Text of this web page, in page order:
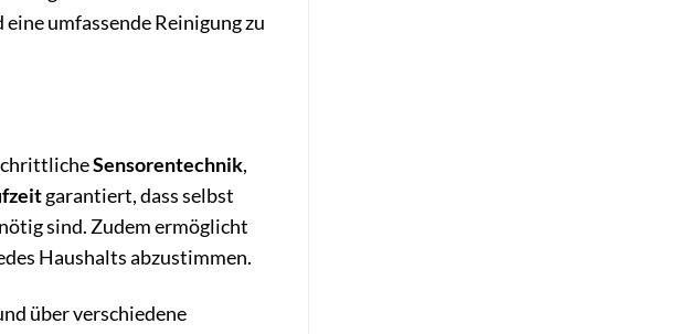
umfassende Reinigung zu
Sensorentechnik,
garantiert, dass selbst
sind. Zudem ermöglicht
Haushalts abzustimmen.
über verschiedene